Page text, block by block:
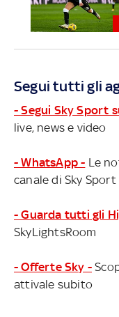
Segui tutti gli
- Segui Sky Sport
live, news e video
- WhatsApp - Le
canale di Sky Sport
- Guarda tutti gli
SkyLightsRoom
- Offerte Sky -
attivale subito